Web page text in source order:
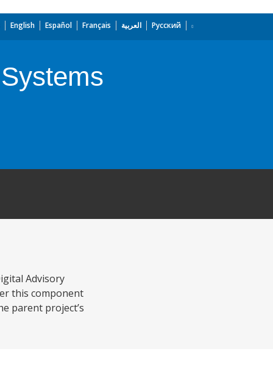
English Español Français العربية Русский
Advisory
this component
parent project’s